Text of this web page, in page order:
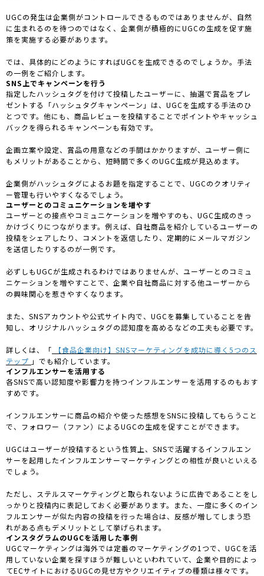
UGCの発生は企業側がコントロールできるものではありませんが、自然
に生まれるのを待つのではなく、企業側が積極的にUGCの生成を促す施
策を実施する必要があります。
では、具体的にどのようにすればUGCを生成できるのでしょうか。手法
の一例をご紹介します。
SNS上でキャンペーンを行う
指定したハッシュタグを付けて投稿したユーザーに、抽選で賞品をプレ
ゼントする「ハッシュタグキャンペーン」は、UGCを生成する手法のひ
とつです。他にも、商品レビューを投稿することでポイントやキャッシュ
バックを得られるキャンペーンも有効です。
企画立案や設定、賞品の用意などの手間はかかりますが、ユーザー側に
もメリットがあることから、短時間で多くのUGC生成が見込めます。
企業側がハッシュタグによるお題を指定することで、UGCのクオリティ
ー管理も行いやすくなるでしょう。
ユーザーとのコミュニケーションを増やす
ユーザーとの接点やコミュニケーションを増やすのも、UGC生成のきっ
かけづくりにつながります。例えば、自社商品を紹介しているユーザーの
投稿をシェアしたり、コメントを返信したり、定期的にメールマガジン
を送信したりするのが一例です。
必ずしもUGCが生成されるわけではありませんが、ユーザーとのコミュ
ニケーションを増やすことで、企業や自社商品に対する他ユーザーから
の興味関心を惹きやすくなります。
また、SNSアカウントや公式サイト内で、UGCを募集していることを告
知し、オリジナルハッシュタグの認知度を高めるなどの工夫も必要です。
詳しくは、「
【食品企業向け】SNSマーケティングを成功に導く5つのス
テップ 」でも紹介しています。
インフルエンサーを活用する
各SNSで高い認知度や影響力を持つインフルエンサーを活用するのもおす
すめです。
インフルエンサーに商品の紹介や使った感想をSNSに投稿してもらうこと
で、フォロワー（ファン）によるUGCの生成を促すことができます。
UGCはユーザーが投稿するという性質上、SNSで活躍するインフルエン
サーを起用したインフルエンサーマーケティングとの相性が良いといえる
でしょう。
ただし、ステルスマーケティングと取られないように広告であることをし
っかりと投稿内に表記しておく必要があります。また、一度に多くのイン
フルエンサーが似た内容の投稿を行った場合は、反感が増してしまう恐
れがある点もデメリットとして挙げられます。
インスタグラムのUGCを活用した事例
UGCマーケティングは海外では定番のマーケティングの1つで、UGCを活
用していない企業を探すほうが難しいといわれていて、企業や目的によっ
てECサイトにおけるUGCの見せ方やクリエイティブの種類は様々です。